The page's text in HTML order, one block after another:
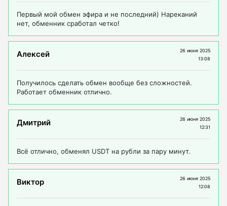
Первый мой обмен эфира и не последний) Нареканий
нет, обменник сработал четко!
Алексей
26 июня 2025
13:08
Получилось сделать обмен вообще без сложностей.
Работает обменник отлично.
Дмитрий
26 июня 2025
12:31
Всё отлично, обменял USDT на рубли за пару минут.
Виктор
26 июня 2025
12:08